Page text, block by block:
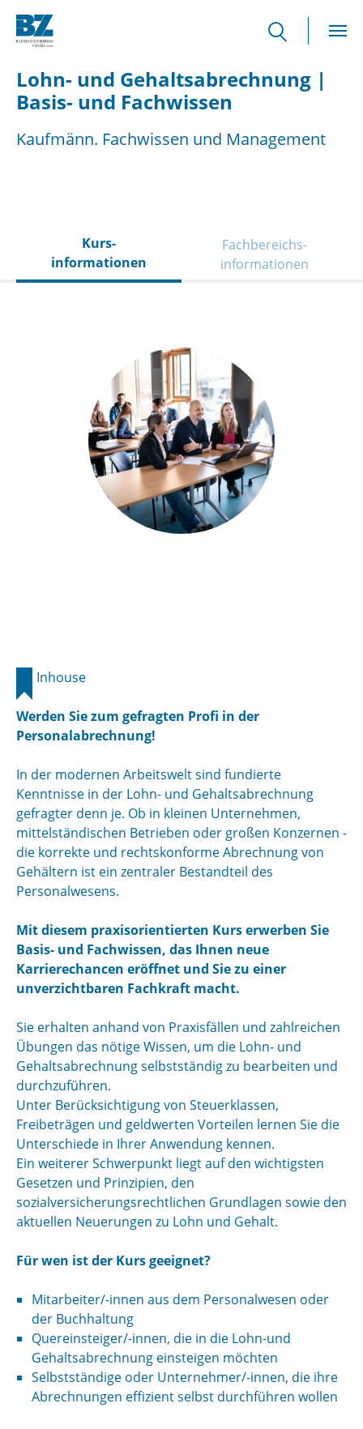
Lohn- und Gehaltsabrechnung |
Basis- und Fachwissen
Kaufmänn. Fachwissen und Management
Kurs­
informationen
Fachbereichs­
informationen
Inhouse
Werden Sie zum gefragten Profi in der
Personalabrechnung!
In der modernen Arbeitswelt sind fundierte
Kenntnisse in der Lohn- und Gehaltsabrechnung
gefragter denn je. Ob in kleinen Unternehmen,
mittelständischen Betrieben oder großen Konzernen -
die korrekte und rechtskonforme Abrechnung von
Gehältern ist ein zentraler Bestandteil des
Personalwesens.
Mit diesem praxisorientierten Kurs erwerben Sie
Basis- und Fachwissen, das Ihnen neue
Karrierechancen eröffnet und Sie zu einer
unverzichtbaren Fachkraft macht.
Sie erhalten anhand von Praxisfällen und zahlreichen
Übungen das nötige Wissen, um die Lohn- und
Gehaltsabrechnung selbstständig zu bearbeiten und
durchzuführen.
Unter Berücksichtigung von Steuerklassen,
Freibeträgen und geldwerten Vorteilen lernen Sie die
Unterschiede in Ihrer Anwendung kennen.
Ein weiterer Schwerpunkt liegt auf den wichtigsten
Gesetzen und Prinzipien, den
sozialversicherungsrechtlichen Grundlagen sowie den
aktuellen Neuerungen zu Lohn und Gehalt.
Für wen ist der Kurs geeignet?
Mitarbeiter/-innen aus dem Personalwesen oder
der Buchhaltung
Quereinsteiger/-innen, die in die Lohn-und
Gehaltsabrechnung einsteigen möchten
Selbstständige oder Unternehmer/-innen, die ihre
Abrechnungen effizient selbst durchführen wollen